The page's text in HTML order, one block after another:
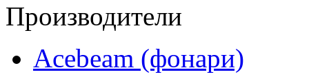
Производители
Acebeam (фонари)